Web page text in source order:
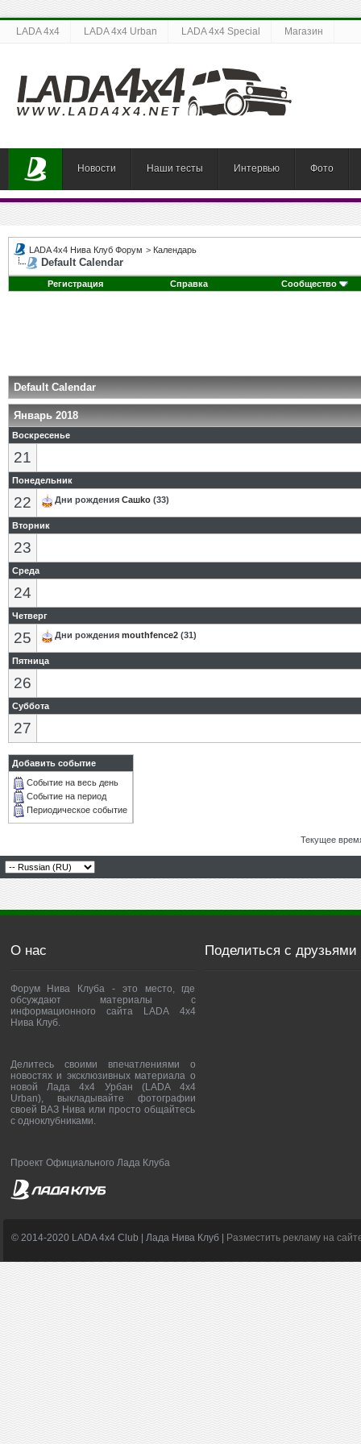
LADA 4x4 LADA 4x4 Urban LADA 4x4 Special Магазин
Новости Наши тесты Интервью Фото
LADA 4x4 Нива Клуб Форум > Календарь
Default Calendar
Регистрация Справка Сообщество
Default Calendar
Январь 2018
Воскресенье
21
Понедельник
22 Дни рождения Сашkо (33)
Вторник
23
Среда
24
Четверг
25 Дни рождения mouthfence2 (31)
Пятница
26
Суббота
27
Добавить событие
Событие на весь день
Событие на период
Периодическое событие
Текущее
О нас
Форум Нива Клуба - это место, где
обсуждают материалы с
информационного сайта LADA 4x4
Нива Клуб.
Делитесь своими впечатлениями о
новостях и эксклюзивных материала о
новой Лада 4х4 Урбан (LADA 4x4
Urban), выкладывайте фотографии
своей ВАЗ Нива или просто общайтесь
с одноклубниками.
Проект Официального Лада Клуба
Поделиться с друзьями
© 2014-2020 LADA 4x4 Club | Лада Нива Клуб | Разместить рекламу на